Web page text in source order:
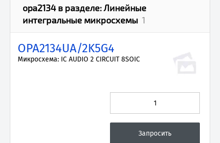
opa2134 в разделе:Линейные
интегральные микросхемы 1
OPA2134UA/2K5G4
Микросхема: IC AUDIO 2 CIRCUIT 8SOIC